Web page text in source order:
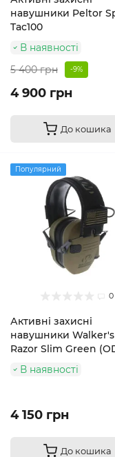
навушники Peltor
Tac100
В наявності
5 400 грн
-9%
4 900 грн
До кошика
Популярний
0
Активні захисні
навушники Walker's
Razor Slim Green
В наявності
4 150 грн
До кошика